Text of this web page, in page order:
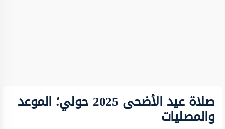
صلاة عيد الأضحى 2025 حولي؛ الموعد
والمصليات